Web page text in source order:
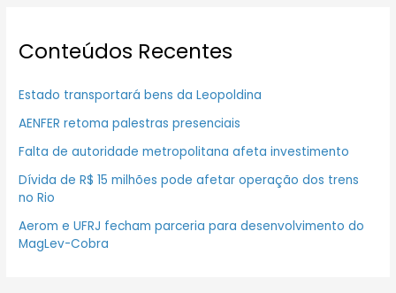
Conteúdos Recentes
Estado transportará bens da Leopoldina
AENFER retoma palestras presenciais
Falta de autoridade metropolitana afeta investimento
Dívida de R$ 15 milhões pode afetar operação dos trens
no Rio
Aerom e UFRJ fecham parceria para desenvolvimento do
MagLev-Cobra